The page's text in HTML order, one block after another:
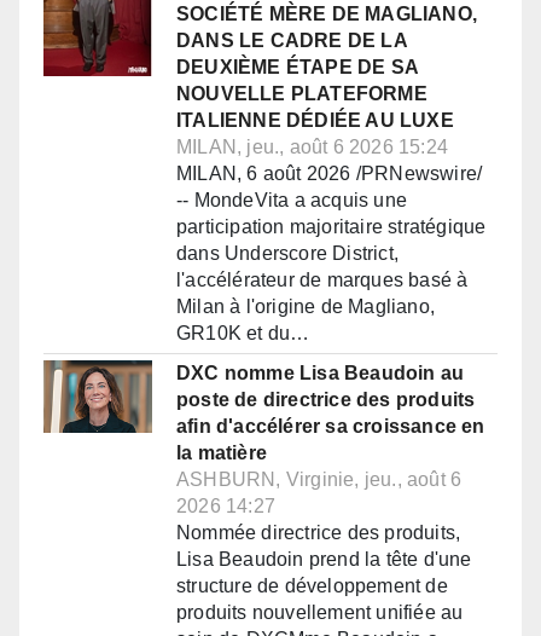
SOCIÉTÉ MÈRE DE MAGLIANO,
DANS LE CADRE DE LA
DEUXIÈME ÉTAPE DE SA
NOUVELLE PLATEFORME
ITALIENNE DÉDIÉE AU LUXE
MILAN, jeu., août 6 2026 15:24
MILAN, 6 août 2026 /PRNewswire/
-- MondeVita a acquis une
participation majoritaire stratégique
dans Underscore District,
l'accélérateur de marques basé à
Milan à l'origine de Magliano,
GR10K et du…
DXC nomme Lisa Beaudoin au
poste de directrice des produits
afin d'accélérer sa croissance en
la matière
ASHBURN, Virginie, jeu., août 6
2026 14:27
Nommée directrice des produits,
Lisa Beaudoin prend la tête d'une
structure de développement de
produits nouvellement unifiée au